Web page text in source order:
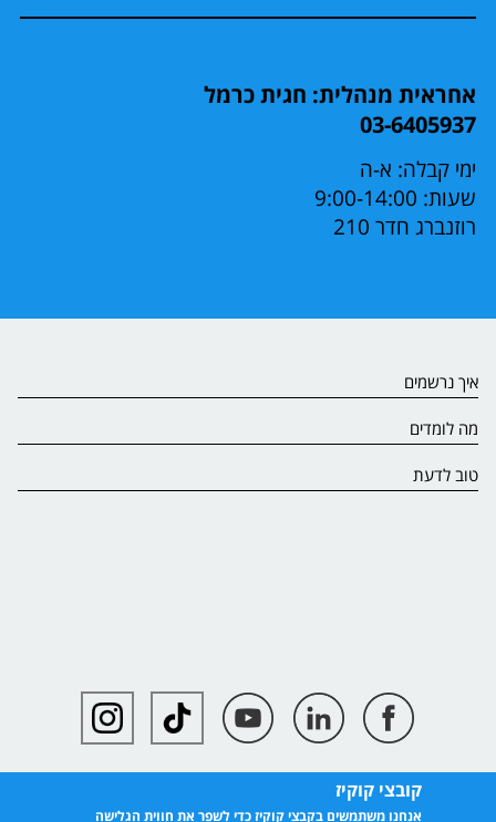
קובצי קוקיז
אנחנו משתמשים בקבצי קוקיז כדי לשפר את חווית הגלישה
אחראית מנהלית: חגית כרמל
03-6405937
ימי קבלה: א-ה
שעות: 9:00-14:00
רוזנברג חדר 210
איך נרשמים
מה לומדים
טוב לדעת